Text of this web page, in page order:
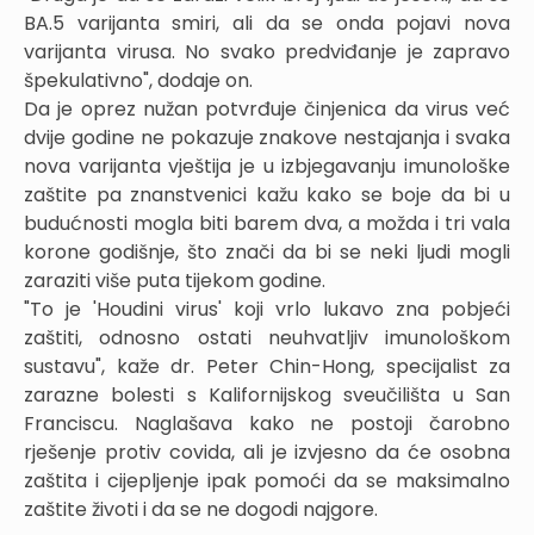
BA.5 varijanta smiri, ali da se onda pojavi nova
varijanta virusa. No svako predviđanje je zapravo
špekulativno", dodaje on.
Da je oprez nužan potvrđuje činjenica da virus već
dvije godine ne pokazuje znakove nestajanja i svaka
nova varijanta vještija je u izbjegavanju imunološke
zaštite pa znanstvenici kažu kako se boje da bi u
budućnosti mogla biti barem dva, a možda i tri vala
korone godišnje, što znači da bi se neki ljudi mogli
zaraziti više puta tijekom godine.
"To je 'Houdini virus' koji vrlo lukavo zna pobjeći
zaštiti, odnosno ostati neuhvatljiv imunološkom
sustavu", kaže dr. Peter Chin-Hong, specijalist za
zarazne bolesti s Kalifornijskog sveučilišta u San
Franciscu. Naglašava kako ne postoji čarobno
rješenje protiv covida, ali je izvjesno da će osobna
zaštita i cijepljenje ipak pomoći da se maksimalno
zaštite životi i da se ne dogodi najgore.